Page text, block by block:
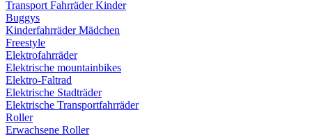
Transport Fahrräder Kinder
Buggys
Kinderfahrräder Mädchen
Freestyle
Elektrofahrräder
Elektrische mountainbikes
Elektro-Faltrad
Elektrische Stadträder
Elektrische Transportfahrräder
Roller
Erwachsene Roller